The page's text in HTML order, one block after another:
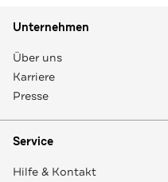
Unternehmen
Über uns
Karriere
Presse
Service
Hilfe & Kontakt